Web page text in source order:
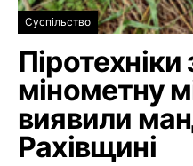
Суспільство
мінометну
виявили
Рахівщині